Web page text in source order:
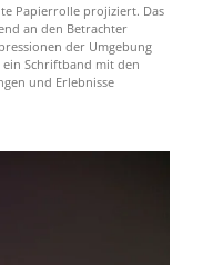
Papierrolle projiziert. Das
an den Betrachter
der Umgebung
Schriftband mit den
und Erlebnisse